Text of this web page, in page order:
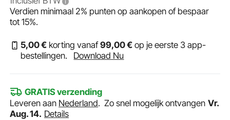
Verdien minimaal2% punten op aankopen of bespaar
tot15%.
5,00€ korting vanaf99,00€ op je eerste 3 app-
bestellingen.
Download Nu
GRATIS verzending
Leveren aan Nederland.Zo snel mogelijk ontvangen Vr.
Aug. 14. Details